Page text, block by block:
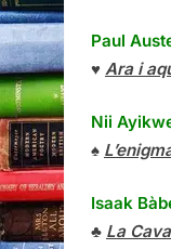
Paul
♥ Ara i
Nii
♠
Isaak
♣ La